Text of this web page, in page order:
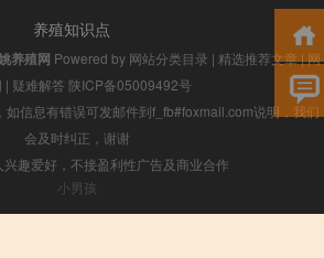
养殖知识点
养殖网 Powered by 网站分类目录 | 精选推荐文章|网
| 疑难解答 陕ICP备05009492号
如信息有错误可发邮件到f_fb#foxmail.com说明，我们
会及时纠正，谢谢
趣爱好，不接盈利性广告及商业合作
小男孩